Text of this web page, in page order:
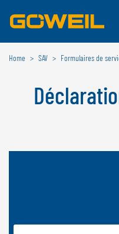
Choisissez votre
INTERNATIONAL
DEUTSCH
BELGIQUE
Home SAV Formulaires de